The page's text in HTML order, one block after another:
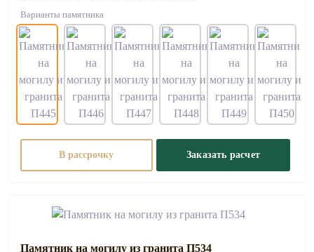
Варианты памятника
В рассрочку Заказать расчет
Памятник на могилу из гранита П534